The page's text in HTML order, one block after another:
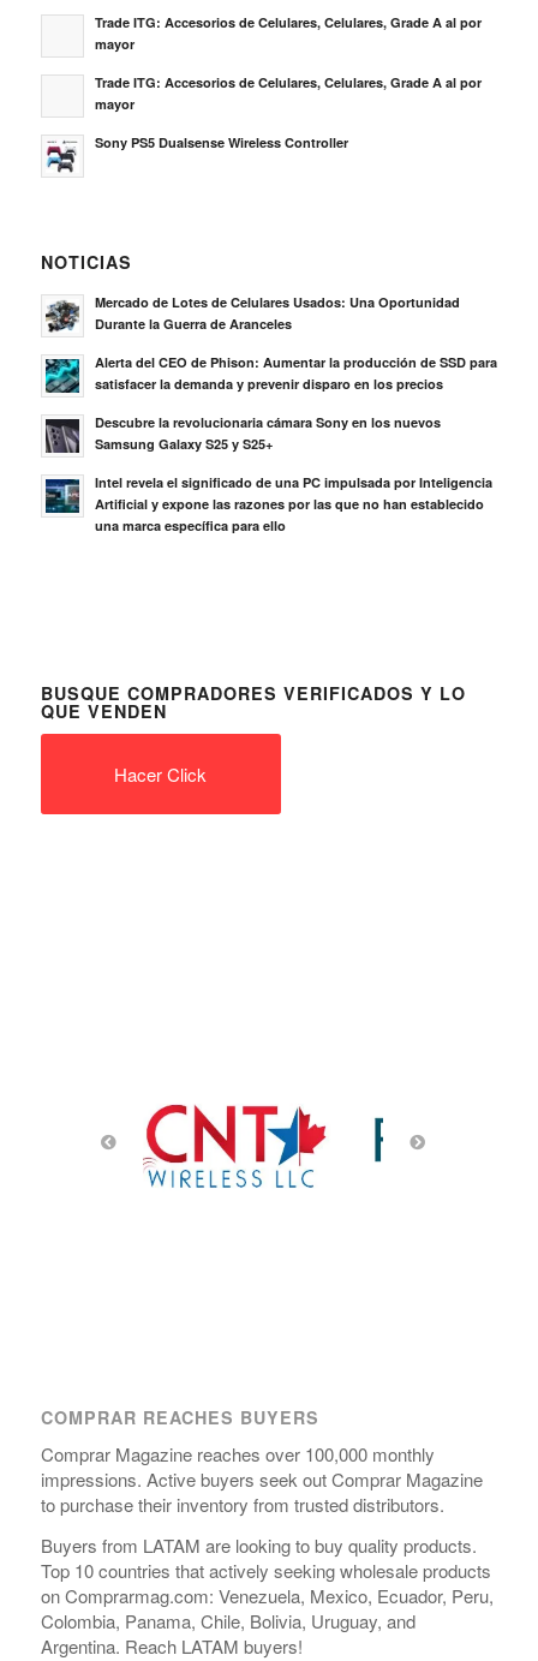
Trade ITG: Accesorios de Celulares, Celulares, Grade A al por
mayor
Trade ITG: Accesorios de Celulares, Celulares, Grade A al por
mayor
Sony PS5 Dualsense Wireless Controller
NOTICIAS
Mercado de Lotes de Celulares Usados: Una Oportunidad
Durante la Guerra de Aranceles
Alerta del CEO de Phison: Aumentar la producción de SSD para
satisfacer la demanda y prevenir disparo en los precios
Descubre la revolucionaria cámara Sony en los nuevos
Samsung Galaxy S25 y S25+
Intel revela el significado de una PC impulsada por Inteligencia
Artificial y expone las razones por las que no han establecido
una marca específica para ello
BUSQUE COMPRADORES VERIFICADOS Y LO
QUE VENDEN
Hacer Click
COMPRAR REACHES BUYERS
Comprar Magazine reaches over 100,000 monthly
impressions. Active buyers seek out Comprar Magazine
to purchase their inventory from trusted distributors.
Buyers from LATAM are looking to buy quality products.
Top 10 countries that actively seeking wholesale products
on Comprarmag.com: Venezuela, Mexico, Ecuador, Peru,
Colombia, Panama, Chile, Bolivia, Uruguay, and
Argentina. Reach LATAM buyers!